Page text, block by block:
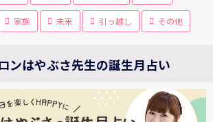
家族 未来 引っ越し その他
ンはやぶさ先生の誕生月占い